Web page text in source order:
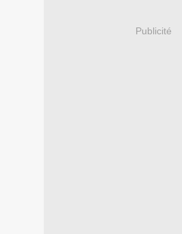
Publicité